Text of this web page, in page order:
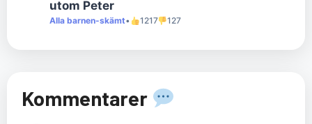
utom Peter
Alla barnen-skämt• 1217 127
Kommentarer